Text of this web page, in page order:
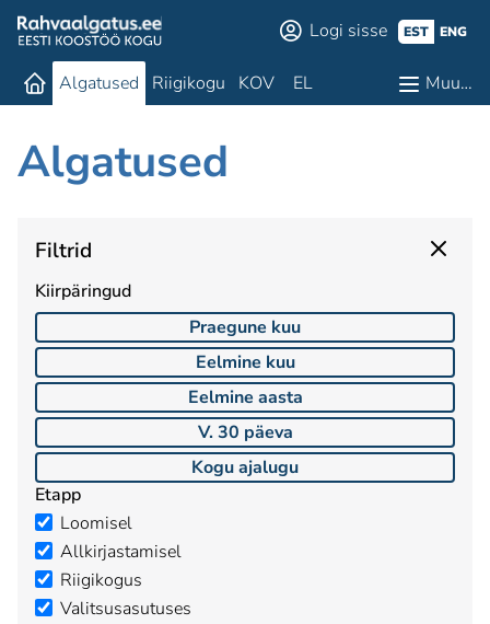
Logi sisse EST ENG
Algatused Riigikogu KOV EL Muu…
Algatused
Filtrid
Kiirpäringud
Praegune kuu
Eelmine kuu
Eelmine aasta
V. 30 päeva
Kogu ajalugu
Etapp
Loomisel
Allkirjastamisel
Riigikogus
Valitsusasutuses